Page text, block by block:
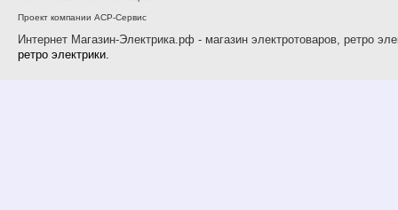
Проект компании АСР-Сервис
Интернет Магазин-Электрика.рф - магазин электротоваров, ретро
ретро электрики.